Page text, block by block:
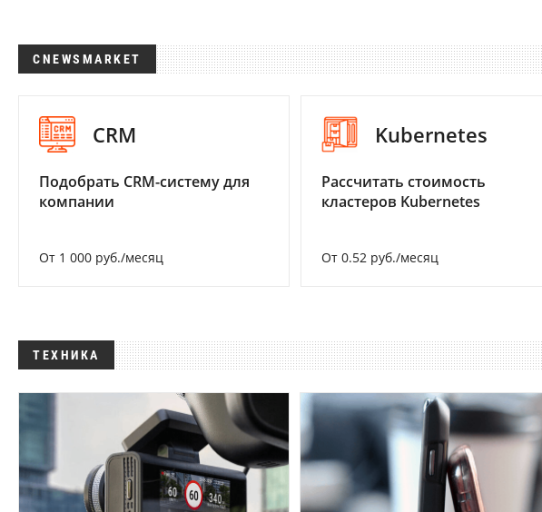
CNEWSMARKET
CRM
Подобрать CRM-систему для
компании
От 1 000 руб./месяц
Kubernetes
Рассчитать стоимость
кластеров Kubernetes
От 0.52 руб./месяц
ТЕХНИКА